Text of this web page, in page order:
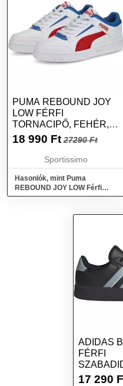
PUMA REBOUND JOY
LOW FÉRFI
TORNACIPŐ, FEHÉR,
MÉRET 40
18 990 Ft 27290 Ft
Sportissimo
Hasonlók, mint Puma
REBOUND JOY LOW Férfi
tornacipő, fehér, méret 40
ADIDAS
FÉRFI
FEKETE,
17 290